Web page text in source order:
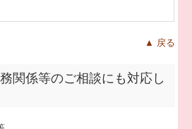
▲ 戻る
関係等のご相談にも対応し